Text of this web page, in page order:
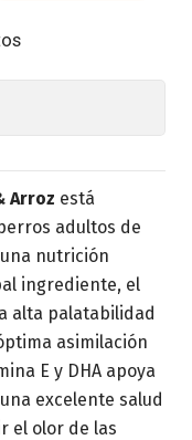
Arroz está
adultos de
nutrición
ingrediente, el
alta palatabilidad
asimilación
E y DHA apoya
excelente salud
el olor de las